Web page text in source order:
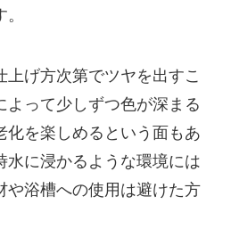
げ方次第でツヤを出すこ
よって少しずつ色が深まる
化を楽しめるという面もあ
水に浸かるような環境には
や浴槽への使用は避けた方